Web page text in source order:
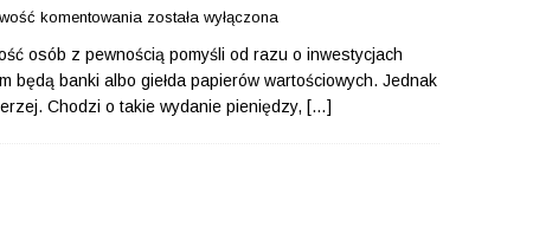
komentowania została wyłączona
osób z pewnością pomyśli od razu o inwestycjach
będą banki albo giełda papierów wartościowych. Jednak
Chodzi o takie wydanie pieniędzy, […]